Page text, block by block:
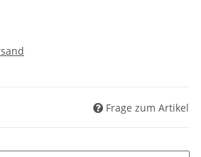
Frage zum Artikel